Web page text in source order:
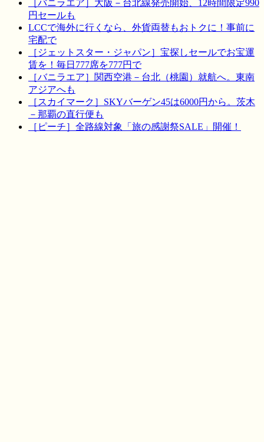
［バニラエア］大阪－台北線発売開始、12時間限定990
円セールも
LCCで海外に行くなら、外貨両替もおトクに！事前に
宅配で
［ジェットスター・ジャパン］宝探しセールでお宝運
賃を！毎日777席を777円で
［バニラエア］関西空港－台北（桃園）就航へ。東南
アジアへも
［スカイマーク］SKYバーゲン45は6000円から。茨木
－那覇の直行便も
［ピーチ］全路線対象「旅の感謝祭SALE」開催！